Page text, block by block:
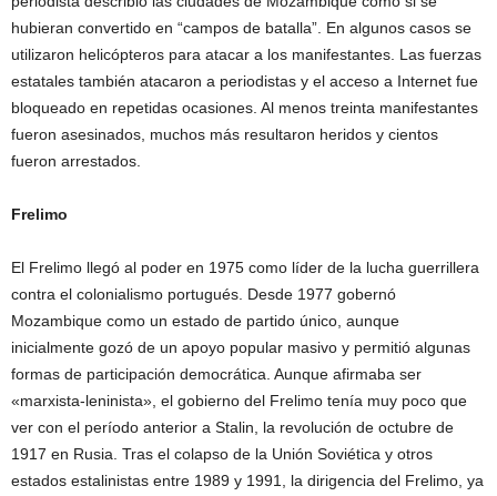
hubieran convertido en “campos de batalla”. En algunos casos se
utilizaron helicópteros para atacar a los manifestantes. Las fuerzas
estatales también atacaron a periodistas y el acceso a Internet fue
bloqueado en repetidas ocasiones. Al menos treinta manifestantes
fueron asesinados, muchos más resultaron heridos y cientos
fueron arrestados.
Frelimo
El Frelimo llegó al poder en 1975 como líder de la lucha guerrillera
contra el colonialismo portugués. Desde 1977 gobernó
Mozambique como un estado de partido único, aunque
inicialmente gozó de un apoyo popular masivo y permitió algunas
formas de participación democrática. Aunque afirmaba ser
«marxista-leninista», el gobierno del Frelimo tenía muy poco que
ver con el período anterior a Stalin, la revolución de octubre de
1917 en Rusia. Tras el colapso de la Unión Soviética y otros
estados estalinistas entre 1989 y 1991, la dirigencia del Frelimo, ya